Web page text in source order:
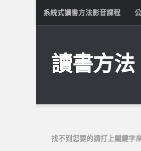
系統式讀書方法影音課程
讀書方法
找不到您要的請打上關鍵字